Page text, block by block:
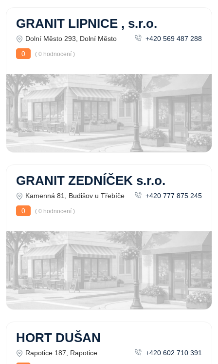
GRANIT LIPNICE , s.r.o.
Dolní Město 293, Dolní Město
+420 569 487 288
0
( 0 hodnocení )
GRANIT ZEDNÍČEK s.r.o.
Kamenná 81, Budišov u Třebíče
+420 777 875 245
0
( 0 hodnocení )
HORT DUŠAN
Rapotice 187, Rapotice +420 602 710 391